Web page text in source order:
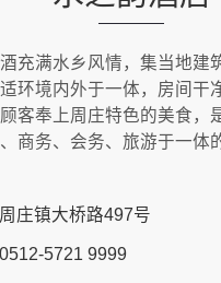
充满水乡风情，集当地建
环境内外于一体，房间干
客奉上周庄特色的美食，
商务、会务、旅游于一体
庄镇大桥路497号
0512-5721 9999